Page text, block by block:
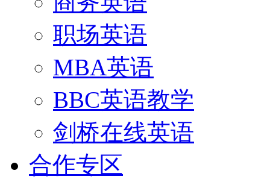
职场英语
MBA英语
BBC英语教学
剑桥在线英语
合作专区